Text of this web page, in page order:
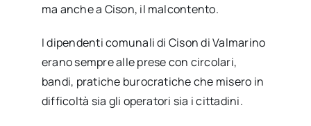
ma anche a Cison, il malcontento.
I dipendenti comunali di Cison di Valmarino
erano sempre alle prese con circolari,
bandi, pratiche burocratiche che misero in
difficoltà sia gli operatori sia i cittadini.